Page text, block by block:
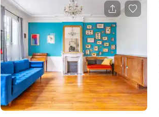
9ème arrondissement, le studio est un
espace en rez-de-chaussée avec lumière du
jour, une hauteur sous plafond de 4m,
quatre grandes fenêtres donnant sur le
jardin, et une option d'occultation totale. Le
studio ne dispose pas d'équipement
d'éclairage fixe - chaque équipe co